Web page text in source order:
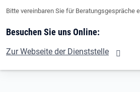
Bitte vereinbaren Sie für Beratungsgespräche
Besuchen Sie uns Online:
Zur Webseite der Dienststelle